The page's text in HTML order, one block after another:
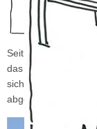
Seit geraumer Zeit
das Zifferblatt der
sich wohl das aus
abgestürzt.